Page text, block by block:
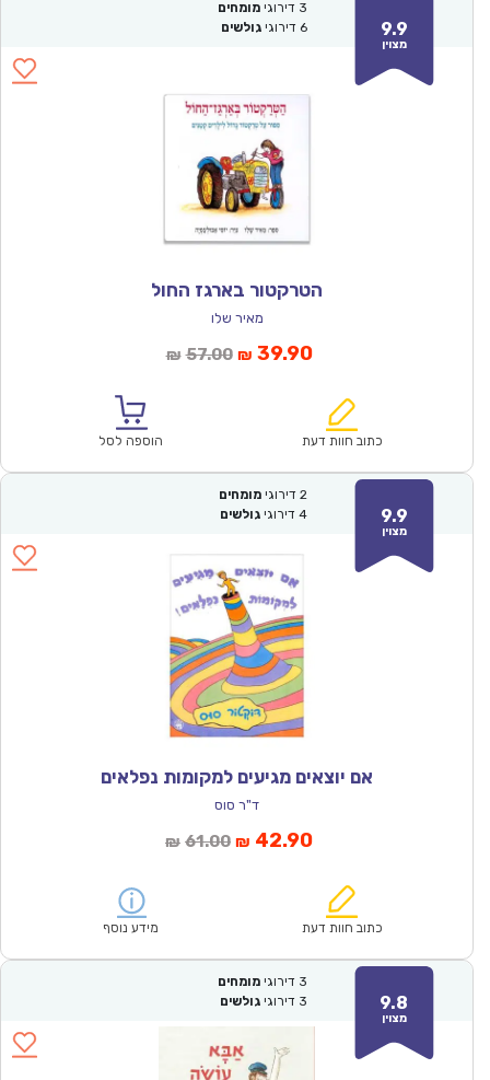
9.9
מצוין
3 דירוגי מומחים
6 דירוגי גולשים
הטרקטור בארגז החול
מאיר שלו
₪ 57.00המחיר
₪57.00.
₪ 39.90המחיר
הוא:
כתוב חוות דעת הוספה לסל
9.9
מצוין
2 דירוגי מומחים
4 דירוגי גולשים
אם יוצאים מגיעים למקומות נפלאים
ד"ר סוס
₪ 61.00המחיר
₪61.00.
₪ 42.90המחיר
הוא:
כתוב חוות דעת מידע נוסף
9.8
מצוין
3 דירוגי מומחים
3 דירוגי גולשים